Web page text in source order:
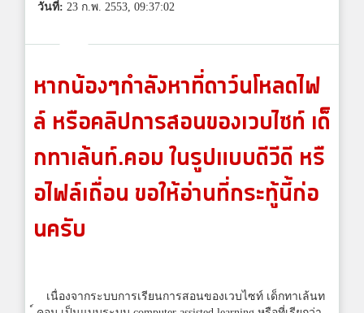
วันที่: 23 ก.พ. 2553, 09:37:02
หากน้องๆกำลังหาที่ดาว์นโหลดไฟ
ล์ หรือคลิปการสอนของเวบไซท์ เด็
กทาเล้นท์.คอม ในรูปแบบดีวีดี หรื
อไฟล์เถื่อน ขอให้อ่านที่กระทู้นี้ก่อ
นครับ
เนื่องจากระบบการเรียนการสอนของเวบไซท์ เด็กทาเล้นท